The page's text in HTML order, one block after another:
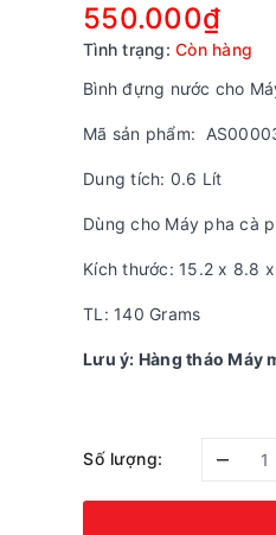
550.000₫
Tình trạng: Còn hàng
Bình đựng nước cho
Mã sản phẩm:
Dung tích: 0.6 Lít
Dùng cho Máy pha cà
Kích thước: ‎‎15.2 x 8.8
TL: 140 Grams
Lưu ý: Hàng tháo Máy
Số lượng: –